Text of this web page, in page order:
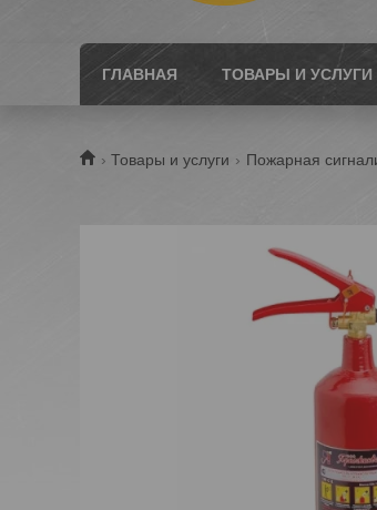
ГЛАВНАЯ ТОВАРЫ И УСЛУГИ
Товары и услуги Пожарная